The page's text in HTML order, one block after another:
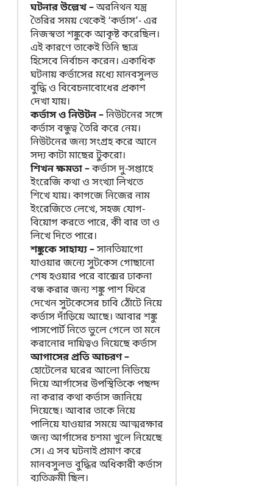
ঘটনার উল্লেখ –অরনিথন যন্ত্র
তৈরির সময় থেকেই ‘কর্ভাস’- এর
নিজস্বতা শঙ্কুকে আকৃষ্ট করেছিল।
এই কারণে তাকেই তিনি ছাত্র
হিসেবে নির্বাচন করেন। একাধিক
ঘটনায় কর্ভাসের মধ্যে মানবসুলভ
বুদ্ধি ও বিবেচনাবোধের প্রকাশ
দেখা যায়।
কর্ভাস ও নিউটন–নিউটনের সঙ্গে
কর্ভাস বন্ধুত্ব তৈরি করে নেয়।
নিউটনের জন্য সংগ্রহ করে আনে
সদ্য কাটা মাছের টুকরো।
শিখন ক্ষমতা –কর্ভাস দু-সপ্তাহে
ইংরেজি কথা ও সংখ্যা লিখতে
শিখে যায়। কাগজে নিজের নাম
ইংরেজিতে লেখে, সহজ যোগ-
বিয়োগ করতে পারে, কী বার তা ও
লিখে দিতে পারে।
শঙ্কুকে সাহায্য –সানতিয়াগো
যাওয়ার জন্যে সুটকেস গোছানো
শেষ হওয়ার পরে বাক্সের ঢাকনা
বন্ধ করার জন্য শঙ্কু পাশ ফিরে
দেখেন সুটকেসের চাবি ঠোঁটে নিয়ে
কর্ভাস দাঁড়িয়ে আছে। আবার শঙ্কু
পাসপোর্ট নিতে ভুলে গেলে তা মনে
করানোর দায়িত্বও নিয়েছে কর্ভাস
আগাসের প্রতি আচরণ –
হোটেলের ঘরের আলো নিভিয়ে
দিয়ে আর্গাসের উপস্থিতিকে পছন্দ
না করার কথা কর্ভাস জানিয়ে
দিয়েছে। আবার তাকে নিয়ে
পালিয়ে যাওয়ার সময়ে আত্মরক্ষার
জন্য আর্গাসের চশমা খুলে নিয়েছে
সে। এ সব ঘটনাই প্রমাণ করে
মানবসুলভ বুদ্ধির অধিকারী কর্ভাস
ব্যতিক্রমী ছিল।